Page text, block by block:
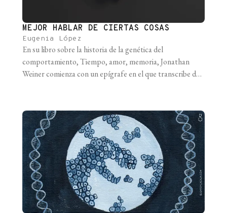
MEJOR HABLAR DE CIERTAS COSAS
Eugenia López
En su libro sobre la historia de la genética del
comportamiento, Tiempo, amor, memoria, Jonathan
Weiner comienza con un epígrafe en el que transcribe dos
teorías científicas. El primero es un extracto de
Zoonomía, libro escrito en [...]